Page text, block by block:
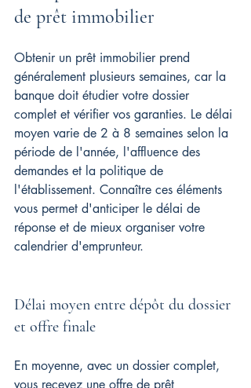
de prêt immobilier
Obtenir un prêt immobilier prend
généralement plusieurs semaines, car la
banque doit étudier votre dossier
complet et vérifier vos garanties. Le délai
moyen varie de 2 à 8 semaines selon la
période de l'année, l'affluence des
demandes et la politique de
l'établissement. Connaître ces éléments
vous permet d'anticiper le délai de
réponse et de mieux organiser votre
calendrier d'emprunteur.
Délai moyen entre dépôt du dossier
et offre finale
En moyenne, avec un dossier complet,
vous recevez une offre de prêt